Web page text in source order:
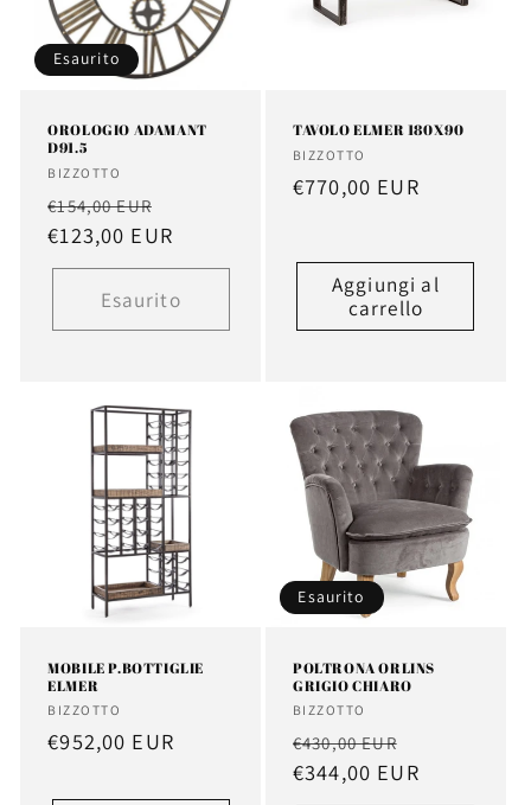
Esaurito
OROLOGIO ADAMANT
D91.5
Fornitore:
BIZZOTTO
Prezzo
di
listino
€154,00 EUR
scontato
€123,00 EUR
Esaurito
TAVOLO ELMER 180X90
Fornitore:
BIZZOTTO
Prezzo
€770,00 EUR
Aggiungi al
carrello
MOBILE P.BOTTIGLIE
ELMER
Fornitore:
BIZZOTTO
Prezzo
€952,00 EUR
Esaurito
POLTRONA ORLINS
GRIGIO CHIARO
Fornitore:
BIZZOTTO
Prezzo
di
€430,00 EUR
scontato
€344,00 EUR